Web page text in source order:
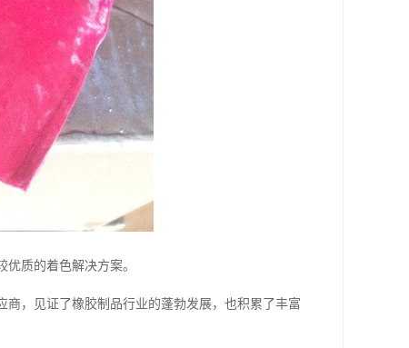
质的着色解决方案。
，见证了橡胶制品行业的蓬勃发展，也积累了丰富